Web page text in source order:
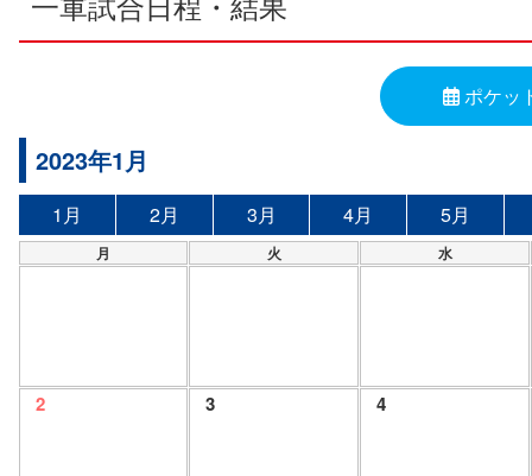
ポケッ
2023年1月
1月 2月 3月 4月 5月
月 火 水
2 3 4